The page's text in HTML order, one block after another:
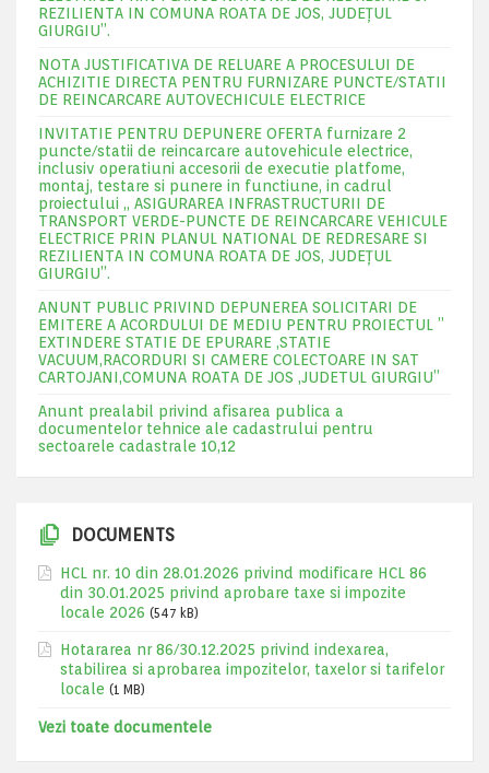
REZILIENTA IN COMUNA ROATA DE JOS, JUDEŢUL
GIURGIU”.
NOTA JUSTIFICATIVA DE RELUARE A PROCESULUI DE
ACHIZITIE DIRECTA PENTRU FURNIZARE PUNCTE/STATII
DE REINCARCARE AUTOVECHICULE ELECTRICE
INVITATIE PENTRU DEPUNERE OFERTA furnizare 2
puncte/statii de reincarcare autovehicule electrice,
inclusiv operatiuni accesorii de executie platfome,
montaj, testare si punere in functiune, in cadrul
proiectului „ ASIGURAREA INFRASTRUCTURII DE
TRANSPORT VERDE-PUNCTE DE REINCARCARE VEHICULE
ELECTRICE PRIN PLANUL NATIONAL DE REDRESARE SI
REZILIENTA IN COMUNA ROATA DE JOS, JUDEŢUL
GIURGIU”.
ANUNT PUBLIC PRIVIND DEPUNEREA SOLICITARI DE
EMITERE A ACORDULUI DE MEDIU PENTRU PROIECTUL ”
EXTINDERE STATIE DE EPURARE ,STATIE
VACUUM,RACORDURI SI CAMERE COLECTOARE IN SAT
CARTOJANI,COMUNA ROATA DE JOS ,JUDETUL GIURGIU”
Anunt prealabil privind afisarea publica a
documentelor tehnice ale cadastrului pentru
sectoarele cadastrale 10,12
DOCUMENTS
HCL nr. 10 din 28.01.2026 privind modificare HCL 86
din 30.01.2025 privind aprobare taxe si impozite
locale 2026 (547 kB)
Hotararea nr 86/30.12.2025 privind indexarea,
stabilirea si aprobarea impozitelor, taxelor si tarifelor
locale (1 MB)
Vezi toate documentele